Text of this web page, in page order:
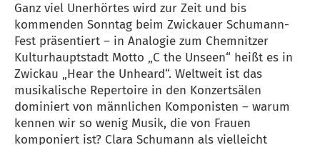
Ganz viel Unerhörtes wird zur Zeit und bis
kommenden Sonntag beim Zwickauer Schumann-
Fest präsentiert – in Analogie zum Chemnitzer
Kulturhauptstadt Motto „C the Unseen“ heißt es in
Zwickau „Hear the Unheard“. Weltweit ist das
musikalische Repertoire in den Konzertsälen
dominiert von männlichen Komponisten – warum
kennen wir so wenig Musik, die von Frauen
komponiert ist? Clara Schumann als vielleicht